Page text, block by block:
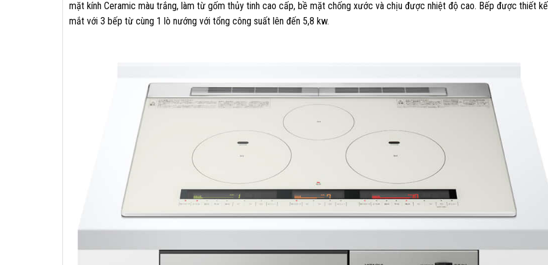
mặt kính Ceramic màu trắng, làm từ gốm thủy tinh cao cấp, bề mặt chống xước và chịu được nhiệt độ cao. Bếp được thiết
mắt với 3 bếp từ cùng 1 lò nướng với tổng công suất lên đến 5,8 kw.